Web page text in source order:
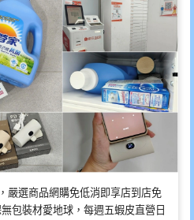
嚴選商品網購免低消即享店到店免
包裝材愛地球，每週五蝦皮直營日